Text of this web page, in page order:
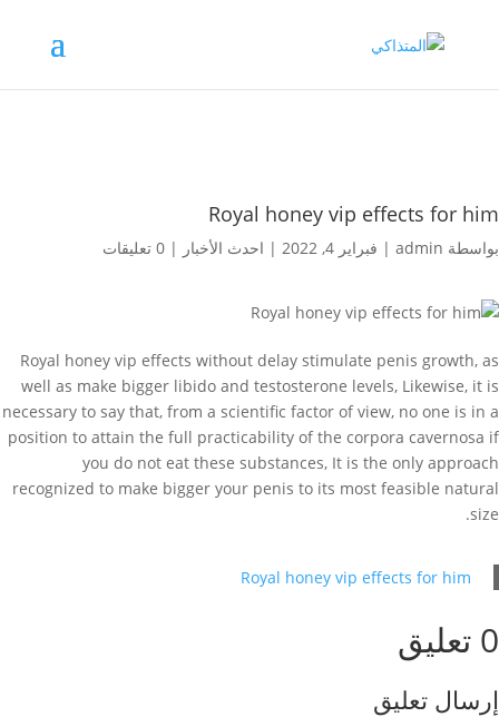
Royal honey vip effects for him
بواسطة admin
| فبراير 4, 2022 | احدث الأخبار | 0 تعليقات
Royal honey vip effects without delay stimulate penis growth, as
well as make bigger libido and testosterone levels, Likewise, it is
necessary to say that, from a scientific factor of view, no one is in a
position to attain the full practicability of the corpora cavernosa if
you do not eat these substances, It is the only approach
recognized to make bigger your penis to its most feasible natural
size.
Royal honey vip effects for him
0 تعليق
إرسال تعليق